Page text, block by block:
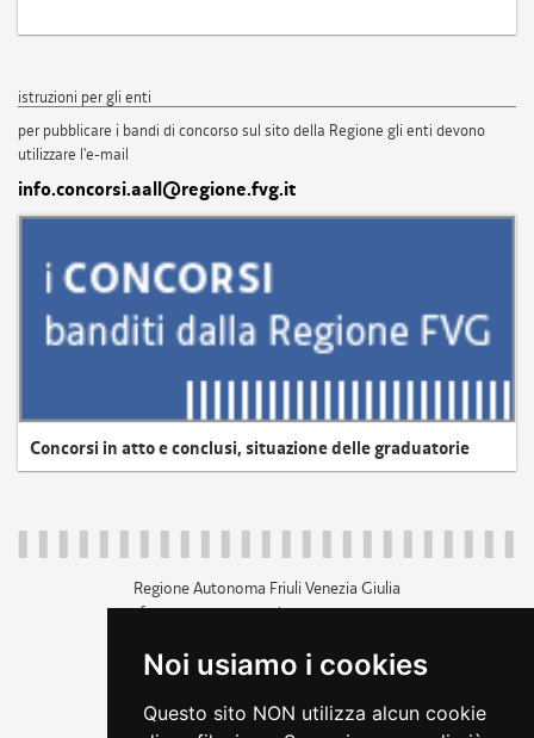
Noi usiamo i cookies
Questo sito NON utilizza alcun cookie
istruzioni per gli enti
per pubblicare i bandi di concorso sul sito della Regione gli enti devono
utilizzare l'e-mail
info.concorsi.aall@regione.fvg.it
Concorsi in atto e conclusi, situazione delle graduatorie
Regione Autonoma Friuli Venezia Giulia
c.f. 80014930327; p.iva 00526040324
+39 040 3771111